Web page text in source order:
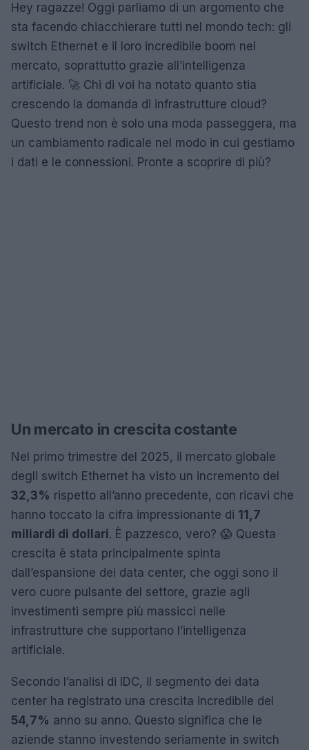
Hey ragazze! Oggi parliamo di un argomento che
sta facendo chiacchierare tutti nel mondo tech: gli
switch Ethernet e il loro incredibile boom nel
mercato, soprattutto grazie all’intelligenza
artificiale. 🚀 Chi di voi ha notato quanto stia
crescendo la domanda di infrastrutture cloud?
Questo trend non è solo una moda passeggera, ma
un cambiamento radicale nel modo in cui gestiamo
i dati e le connessioni. Pronte a scoprire di più?
Un mercato in crescita costante
Nel primo trimestre del 2025, il mercato globale
degli switch Ethernet ha visto un incremento del
32,3% rispetto all’anno precedente, con ricavi che
hanno toccato la cifra impressionante di 11,7
miliardi di dollari. È pazzesco, vero? 😱 Questa
crescita è stata principalmente spinta
dall’espansione dei data center, che oggi sono il
vero cuore pulsante del settore, grazie agli
investimenti sempre più massicci nelle
infrastrutture che supportano l’intelligenza
artificiale.
Secondo l’analisi di IDC, il segmento dei data
center ha registrato una crescita incredibile del
54,7% anno su anno. Questo significa che le
aziende stanno investendo seriamente in switch